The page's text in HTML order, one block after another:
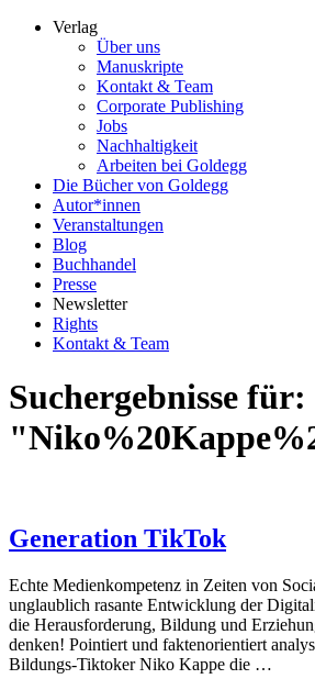
Verlag
Über uns
Manuskripte
Kontakt & Team
Corporate Publishing
Jobs
Nachhaltigkeit
Arbeiten bei Goldegg
Die Bücher von Goldegg
Autor*innen
Veranstaltungen
Blog
Buchhandel
Presse
Newsletter
Rights
Kontakt & Team
Suchergebnisse für:
Generation TikTok
Echte Medienkompetenz in Zeiten von
unglaublich rasante Entwicklung der
die Herausforderung, Bildung und
denken! Pointiert und faktenorientiert
Bildungs-Tiktoker Niko Kappe die …